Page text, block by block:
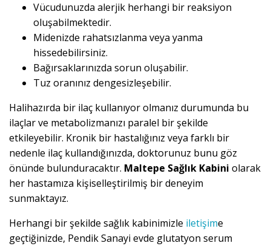
Vücudunuzda alerjik herhangi bir reaksiyon
oluşabilmektedir.
Midenizde rahatsızlanma veya yanma
hissedebilirsiniz.
Bağırsaklarınızda sorun oluşabilir.
Tuz oranınız dengesizleşebilir.
Halihazırda bir ilaç kullanıyor olmanız durumunda bu
ilaçlar ve metabolizmanızı paralel bir şekilde
etkileyebilir. Kronik bir hastalığınız veya farklı bir
nedenle ilaç kullandığınızda, doktorunuz bunu göz
önünde bulunduracaktır. Maltepe Sağlık Kabini olarak
her hastamıza kişiselleştirilmiş bir deneyim
sunmaktayız.
Herhangi bir şekilde sağlık kabinimizle iletişime
geçtiğinizde, Pendik Sanayi evde glutatyon serum